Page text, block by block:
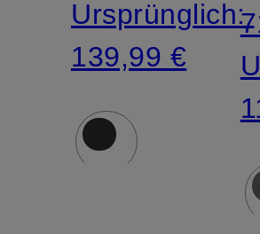
Ursprünglich:
139,99 €